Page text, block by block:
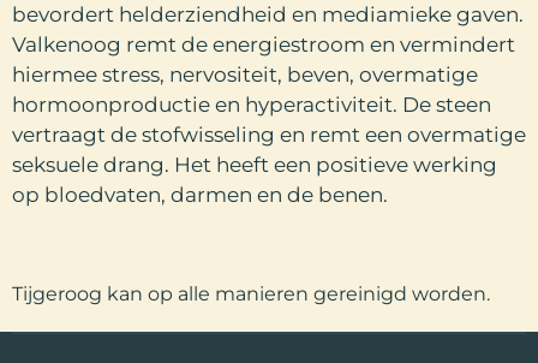
bevordert helderziendheid en mediamieke gaven.
Valkenoog remt de energiestroom en vermindert
hiermee stress, nervositeit, beven, overmatige
hormoonproductie en hyperactiviteit. De steen
vertraagt de stofwisseling en remt een overmatige
seksuele drang. Het heeft een positieve werking
op bloedvaten, darmen en de benen.
Tijgeroog kan op alle manieren gereinigd worden.